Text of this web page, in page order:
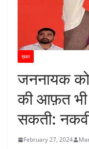
ख़बर
जननायक
की आफ़त
सकती:
February 27, 2024